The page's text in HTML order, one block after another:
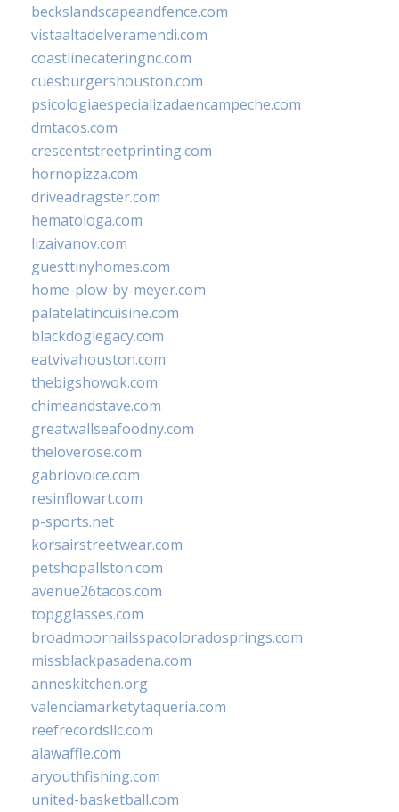
beckslandscapeandfence.com
vistaaltadelveramendi.com
coastlinecateringnc.com
cuesburgershouston.com
psicologiaespecializadaencampeche.com
dmtacos.com
crescentstreetprinting.com
hornopizza.com
driveadragster.com
hematologa.com
lizaivanov.com
guesttinyhomes.com
home-plow-by-meyer.com
palatelatincuisine.com
blackdoglegacy.com
eatvivahouston.com
thebigshowok.com
chimeandstave.com
greatwallseafoodny.com
theloverose.com
gabriovoice.com
resinflowart.com
p-sports.net
korsairstreetwear.com
petshopallston.com
avenue26tacos.com
topgglasses.com
broadmoornailsspacoloradosprings.com
missblackpasadena.com
anneskitchen.org
valenciamarketytaqueria.com
reefrecordsllc.com
alawaffle.com
aryouthfishing.com
united-basketball.com